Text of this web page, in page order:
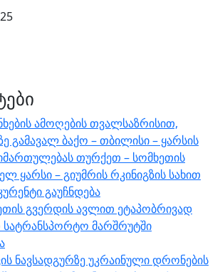
ამოღების თვალსაზრისით,
გამავალ ბაქო – თბილისი – ყარსის
თურქეთ – სომხეთის
ყარსი – გიუმრის რკინიგზის სახით
გაუჩნდება
გვერდის ავლით ეტაპობრივად
სატრანსპორტო მარშრუტში
ნავსადგურზე უკრაინული დრონების